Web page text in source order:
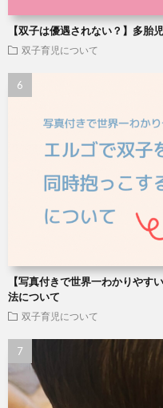
【双子は優遇されない？】多胎
双子育児について
【写真付きで世界一わかりやす
法について
双子育児について